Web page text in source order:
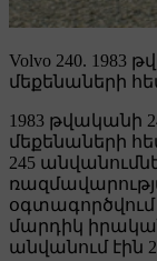
Volvo 240. 1983
մեքենաների
1983 թվականի
մեքենաների
245
օգտագործվում
մարդիկ
անվանում էին